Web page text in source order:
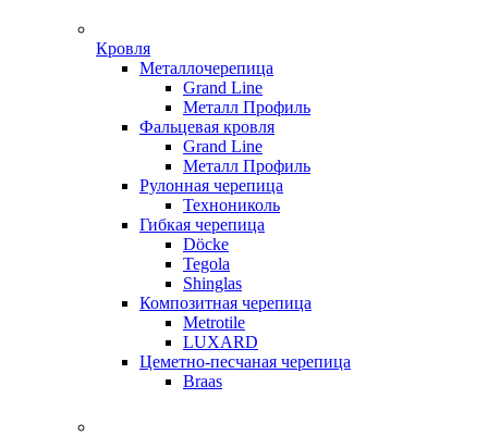
Кровля
Металлочерепица
Grand Line
Металл Профиль
Фальцевая кровля
Grand Line
Металл Профиль
Рулонная черепица
Технониколь
Гибкая черепица
Döсkе
Tegola
Shinglas
Композитная черепица
Metrotile
LUXARD
Цеметно-песчаная черепица
Braas